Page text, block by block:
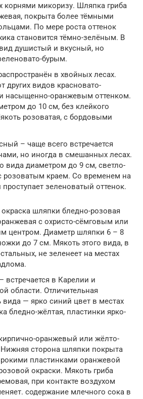
корнями микоризу. Шляпка гриба
покрыта более тёмными
По мере роста оттенок
становится тёмно-зелёным. В
душистый и вкусный, но
бурым.
в хвойных лесах.
других видов красновато-
насыщенно-оранжевым оттенком.
до 10 см, без клейкого
розоватая, с бордовыми
– чаще всего встречается
но иногда в смешанных лесах.
вида диаметром до 9 см, светло-
розоватым краем. Со временем на
проступает зеленоватый оттенок.
шляпки бледно-розовая
с охристо-сёмговым или
центром. Диаметр шляпки 6 – 8
до 7 см. Мякоть этого вида, в
не зеленеет на местах
в Карелии и
области. Отличительная
вида — ярко синий цвет в местах
бледно-жёлтая, пластинки ярко-
оранжевый или жёлто-
сторона шляпки покрыта
пластинками оранжевой
окраски. Мякоть гриба
при контакте воздухом
содержание млечного сока в